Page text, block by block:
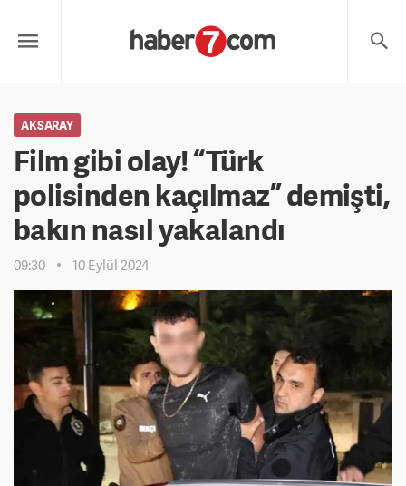
AKSARAY
Film gibi olay! “Türk
polisinden kaçılmaz” demişti,
bakın nasıl yakalandı
09:30 10 Eylül 2024